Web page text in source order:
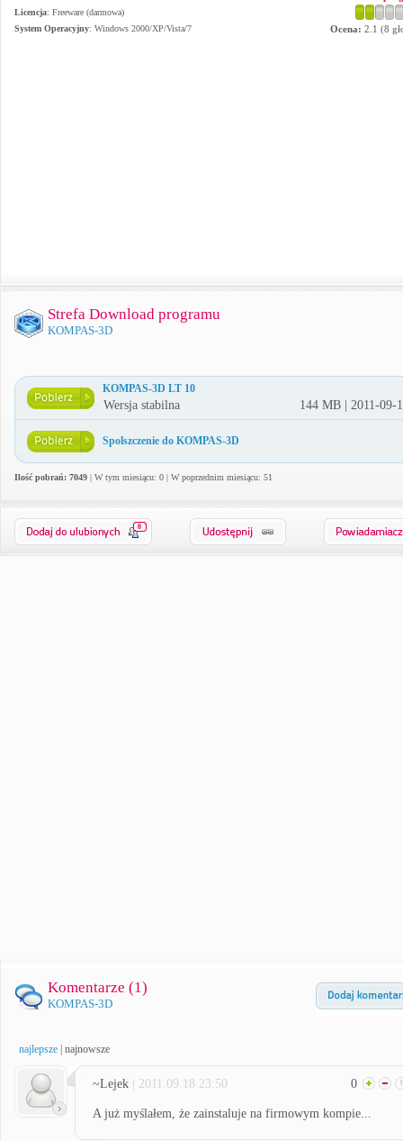
Licencja: Freeware (darmowa)
System Operacyjny: Windows 2000/XP/Vista/7 Ocena: 2.1 (8
Strefa Download programu
KOMPAS-3D
KOMPAS-3D LT 10
Wersja stabilna 144 MB | 2011-09-
Spolszczenie do KOMPAS-3D
Ilość pobrań: 7049 | W tym miesiącu: 0 | W poprzednim miesiącu: 51
0
Komentarze (1)
KOMPAS-3D
najlepsze najnowsze
~Lejek | 2011.09.18 23:50 0
A już myślałem, że zainstaluje na firmowym kompie...